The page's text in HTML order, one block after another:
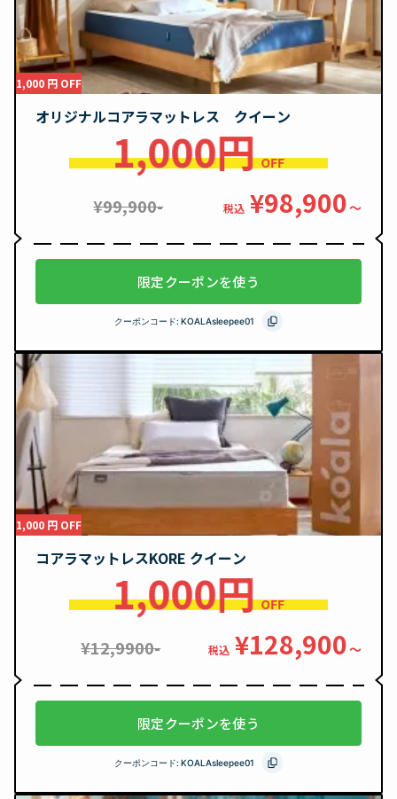
1,000 円 OFF
オリジナルコアラマットレス クイーン
1,000円 OFF
¥99,900- 税込 ¥98,900〜
限定クーポンを使う
クーポンコード: KOALAsleepee01
1,000 円 OFF
コアラマットレスKORE クイーン
1,000円 OFF
¥12,9900- 税込 ¥128,900〜
限定クーポンを使う
クーポンコード: KOALAsleepee01